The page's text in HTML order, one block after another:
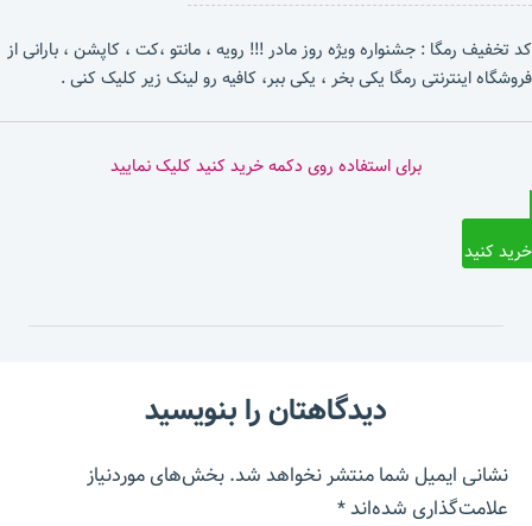
کد تخفیف رمگا : جشنواره ویژه روز مادر !!! رویه ، مانتو ،کت ، کاپشن ، بارانی از
فروشگاه اینترنتی رمگا یکی بخر ، یکی ببر، کافیه رو لینک زیر کلیک کنی .
برای استفاده روی دکمه خرید کنید کلیک نمایید
خرید کنید
دیدگاهتان را بنویسید
نشانی ایمیل شما منتشر نخواهد شد.بخش‌های موردنیاز
علامت‌گذاری شده‌اند*